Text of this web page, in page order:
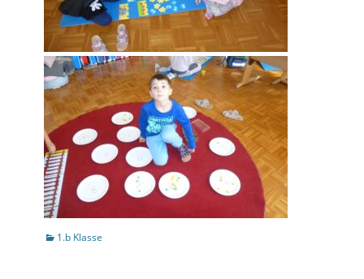
Kategorien
1.b Klasse